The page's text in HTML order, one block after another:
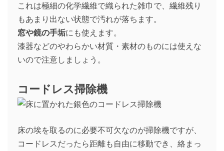
これは極細の化学繊維で織られた雑巾で、繊維残り
もあまり出ない状態で汚れが落ちます。
窓や鏡の手垢にも使えます。
漆器などのやわらかい材質・素材のものには使えな
いので注意しましょう。
コードレス掃除機
床の埃を取るのに必要不可欠なのが掃除機ですが、
コードレスだったら距離も自由に移動でき、絡まっ